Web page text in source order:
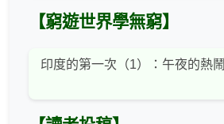
【窮遊世界學無窮】
印度的第一次（1）：午夜的熱鬧